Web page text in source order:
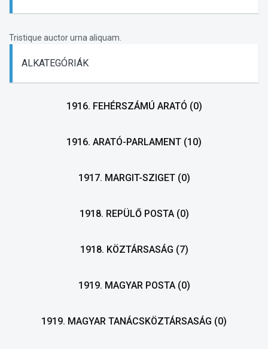
Tristique auctor urna aliquam.
ALKATEGÓRIÁK
1916. FEHÉRSZÁMÚ ARATÓ (0)
1916. ARATÓ-PARLAMENT (10)
1917. MARGIT-SZIGET (0)
1918. REPÜLŐ POSTA (0)
1918. KÖZTÁRSASÁG (7)
1919. MAGYAR POSTA (0)
1919. MAGYAR TANÁCSKÖZTÁRSASÁG (0)